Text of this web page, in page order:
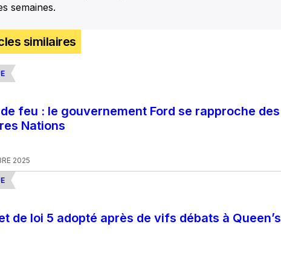
semaines.
similaires
feu : le gouvernement Ford se rapproche des
Nations
2025
de loi 5 adopté après de vifs débats à Queen’s